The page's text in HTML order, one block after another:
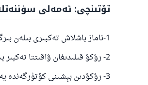
تۆتىنچى: ئەمەلى
1-ناماز باشلاش تەكبىرى بىلەن بىرگە ئىككى قولىنى كۆتۈرۈش.
2- رۇكۇ قىلىدىغان ۋاقىتتا تەكبىر بىلەن ئىككى قولىنى كۆتۈرۈش.
3- رۇكۇدىن بېشىنى كۆتۈرگەندە يەنە ئىككى قولىنى كۆتۈرۈش.